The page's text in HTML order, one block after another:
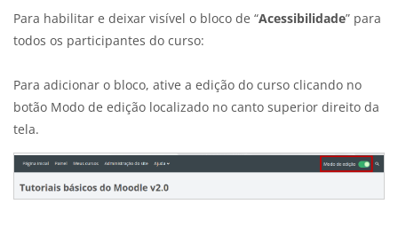
Para habilitar e deixar visível o bloco de “Acessibilidade” para
todos os participantes do curso:
Para adicionar o bloco, ative a edição do curso clicando no
botão Modo de edição localizado no canto superior direito da
tela.